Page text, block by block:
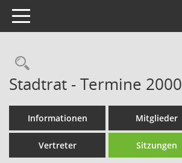
Toggle navigation
Rechercheauswahl
Stadtrat - Termine 2000
Informationen Mitglieder
Vertreter Sitzungen